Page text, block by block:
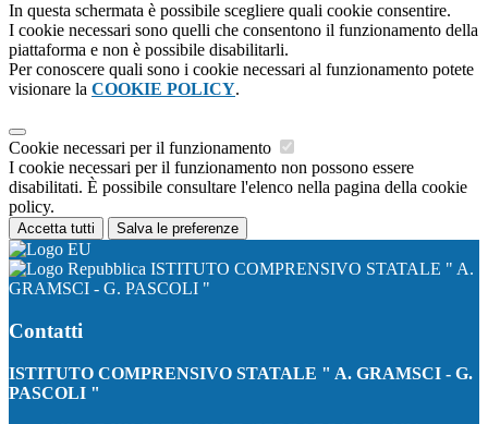
In questa schermata è possibile scegliere quali cookie consentire.
I cookie necessari sono quelli che consentono il funzionamento della
piattaforma e non è possibile disabilitarli.
Per conoscere quali sono i cookie necessari al funzionamento potete
visionare la COOKIE POLICY.
Cookie necessari per il funzionamento
I cookie necessari per il funzionamento non possono essere
disabilitati. È possibile consultare l'elenco nella pagina della cookie
policy.
Accetta tutti Salva le preferenze
ISTITUTO COMPRENSIVO STATALE " A.
GRAMSCI - G. PASCOLI "
Contatti
ISTITUTO COMPRENSIVO STATALE " A. GRAMSCI - G.
PASCOLI "